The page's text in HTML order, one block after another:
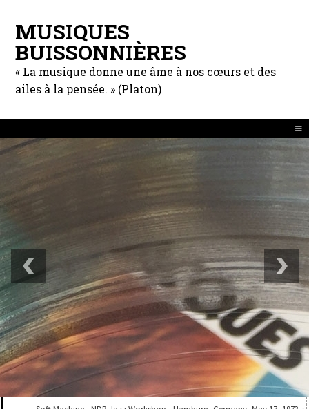
MUSIQUES
BUISSONNIÈRES
« La musique donne une âme à nos cœurs et des
ailes à la pensée. » (Platon)